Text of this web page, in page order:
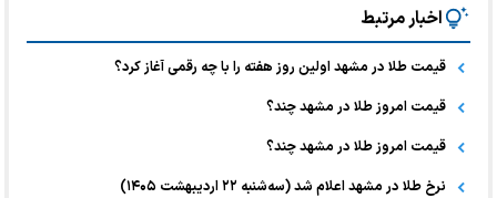
اخبار مرتبط
قیمت طلا در مشهد اولین روز هفته را با چه رقمی آغاز کرد؟
قیمت امروز طلا در مشهد چند؟
قیمت امروز طلا در مشهد چند؟
نرخ طلا در مشهد اعلام شد (سه‌شنبه ۲۲ اردیبهشت ۱۴۰۵)